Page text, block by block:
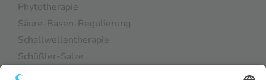
Phytotherapie
Säure-Basen-Regulierung
Schallwellentherapie
Schüßler-Salze
Taping